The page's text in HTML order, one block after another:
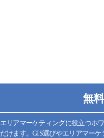
無
エリアマーケティングに役立つホ
だけます。GIS選びやエリアマー